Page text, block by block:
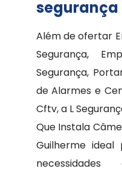
segurança
Além de ofertar
Segurança,
Segurança,
de Alarmes e
Cftv, a L
Que Instala
Guilherme